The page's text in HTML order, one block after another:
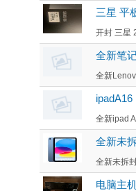
三星 平
开封 三星
全新笔
全新
ipadA16
全新ipad
全新未
全新未拆
电脑主